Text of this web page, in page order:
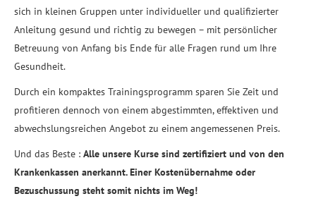
sich in kleinen Gruppen unter individueller und qualifizierter
Anleitung gesund und richtig zu bewegen – mit persönlicher
Betreuung von Anfang bis Ende für alle Fragen rund um Ihre
Gesundheit.
Durch ein kompaktes Trainingsprogramm sparen Sie Zeit und
profitieren dennoch von einem abgestimmten, effektiven und
abwechslungsreichen Angebot zu einem angemessenen Preis.
Und das Beste : Alle unsere Kurse sind zertifiziert und von den
Krankenkassen anerkannt. Einer Kostenübernahme oder
Bezuschussung steht somit nichts im Weg!